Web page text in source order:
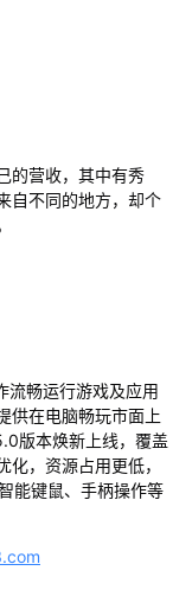
的营收，其中有秀
自不同的地方，却个
流畅运行游戏及应用
供在电脑畅玩市面上
版本焕新上线，覆盖
，资源占用更低，
能键鼠、手柄操作等